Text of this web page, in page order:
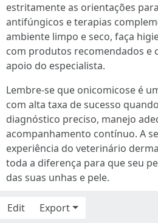
estritamente as orientações
antifúngicos e terapias
ambiente limpo e seco, faça
com produtos recomendados e
apoio do especialista.
Lembre-se que onicomicose é
com alta taxa de sucesso
diagnóstico preciso, manejo
acompanhamento contínuo. A
experiência do veterinário
toda a diferença para que seu
das suas unhas e pele.
Edit
Export